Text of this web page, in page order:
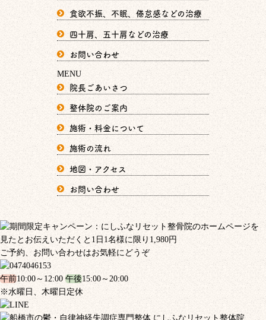
食欲不振、不眠、倦怠感などの治療
四十肩、五十肩などの治療
お問い合わせ
MENU
院長ごあいさつ
整体院のご案内
施術・料金について
施術の流れ
地図・アクセス
お問い合わせ
ご予約、お問い合わせはお気軽にどうぞ
午前10:00～12:00 午後15:00～20:00
※水曜日、木曜日定休